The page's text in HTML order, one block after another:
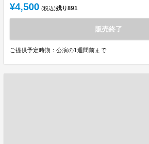
¥4,500 (税込)残り891
販売終了
ご提供予定時期：公演の1週間前まで